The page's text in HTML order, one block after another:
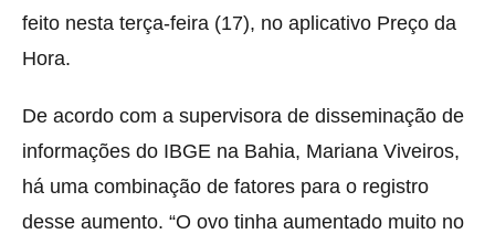
feito nesta terça-feira (17), no aplicativo Preço da
Hora.
De acordo com a supervisora de disseminação de
informações do IBGE na Bahia, Mariana Viveiros,
há uma combinação de fatores para o registro
desse aumento. “O ovo tinha aumentado muito no